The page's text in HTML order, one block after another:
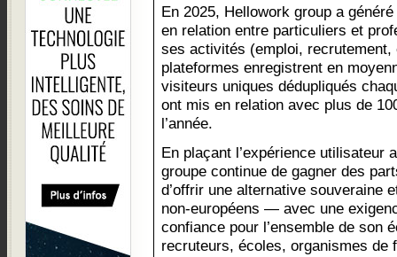
En 2025, Hellowork group a
en relation entre particuliers et
ses activités (emploi,
plateformes enregistrent en
visiteurs uniques dédupliqués
ont mis en relation avec plus de
l’année.
En plaçant l’expérience
groupe continue de gagner des
d’offrir une alternative souveraine
non-européens — avec une
confiance pour l’ensemble de son
recruteurs, écoles, organismes de